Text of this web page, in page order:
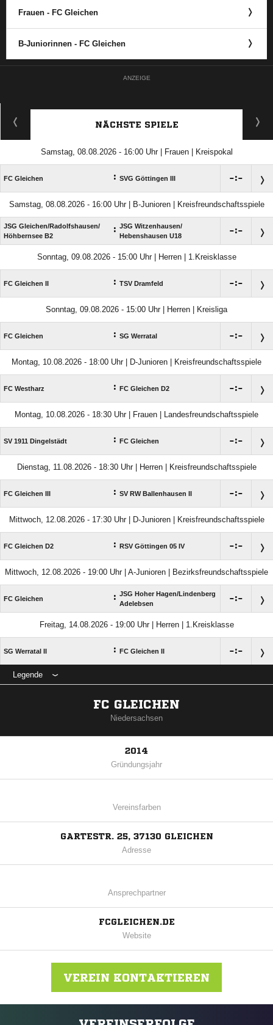
Frauen - FC Gleichen
B-Juniorinnen - FC Gleichen
ANZEIGE
NÄCHSTE SPIELE
Samstag, 08.08.2026 - 16:00 Uhr | Frauen | Kreispokal
FC Gleichen : SVG Göttingen III :
Samstag, 08.08.2026 - 16:00 Uhr | B-Junioren | Kreisfreundschaftsspiele
JSG Gleichen/​Radolfshausen/​
Höhbernsee B2
: JSG Witzenhausen/​
Hebenshausen U18
:
Sonntag, 09.08.2026 - 15:00 Uhr | Herren | 1.Kreisklasse
FC Gleichen II : TSV Dramfeld :
Sonntag, 09.08.2026 - 15:00 Uhr | Herren | Kreisliga
FC Gleichen : SG Werratal :
Montag, 10.08.2026 - 18:00 Uhr | D-Junioren | Kreisfreundschaftsspiele
FC Westharz : FC Gleichen D2 :
Montag, 10.08.2026 - 18:30 Uhr | Frauen | Landesfreundschaftsspiele
SV 1911 Dingelstädt : FC Gleichen :
Dienstag, 11.08.2026 - 18:30 Uhr | Herren | Kreisfreundschaftsspiele
FC Gleichen III : SV RW Ballenhausen II :
Mittwoch, 12.08.2026 - 17:30 Uhr | D-Junioren | Kreisfreundschaftsspiele
FC Gleichen D2 : RSV Göttingen 05 IV :
Mittwoch, 12.08.2026 - 19:00 Uhr | A-Junioren | Bezirksfreundschaftsspiele
FC Gleichen : JSG Hoher Hagen/​Lindenberg
Adelebsen
:
Freitag, 14.08.2026 - 19:00 Uhr | Herren | 1.Kreisklasse
SG Werratal II : FC Gleichen II :
Legende
FC GLEICHEN
Niedersachsen
2014
Gründungsjahr
Vereinsfarben
GARTESTR. 25, 37130 GLEICHEN
Adresse
Ansprechpartner
FCGLEICHEN.DE
Website
VEREIN KONTAKTIEREN